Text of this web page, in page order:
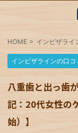
HOME > インビザライ
インビザラインの口コ
八重歯と出っ歯
記：20代女性の
始）】